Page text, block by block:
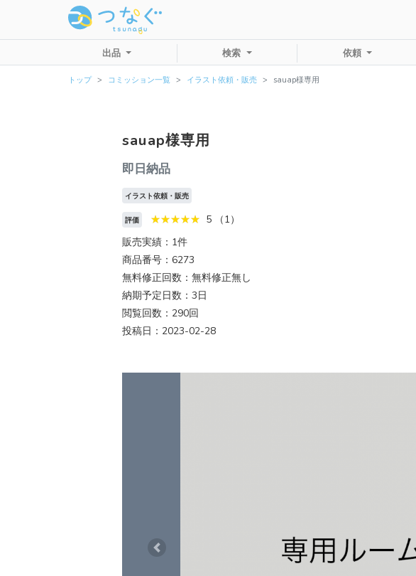
出品 検索 依頼
トップ コミッション一覧 イラスト依頼・販売 sauap様専用
sauap様専用
即日納品
イラスト依頼・販売
評価
5 （1）
販売実績：1件
商品番号：6273
無料修正回数：無料修正無し
納期予定日数：3日
閲覧回数：290回
投稿日：2023-02-28
Previous